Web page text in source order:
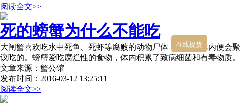
阅读全文>>
死的螃蟹为什么不能吃
大闸蟹喜欢吃水中死鱼、死虾等腐败的动物尸体，在螃蟹体内便会
议吃的。螃蟹爱吃腐烂性的食物，体内积累了致病细菌和有毒物
文章来源：蟹公馆
发布时间：2016-03-12 13:25:11
阅读全文>>
在线提货